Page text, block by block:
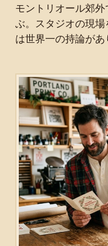
モントリオール郊
ぶ。スタジオの現
は世界一の持論があ